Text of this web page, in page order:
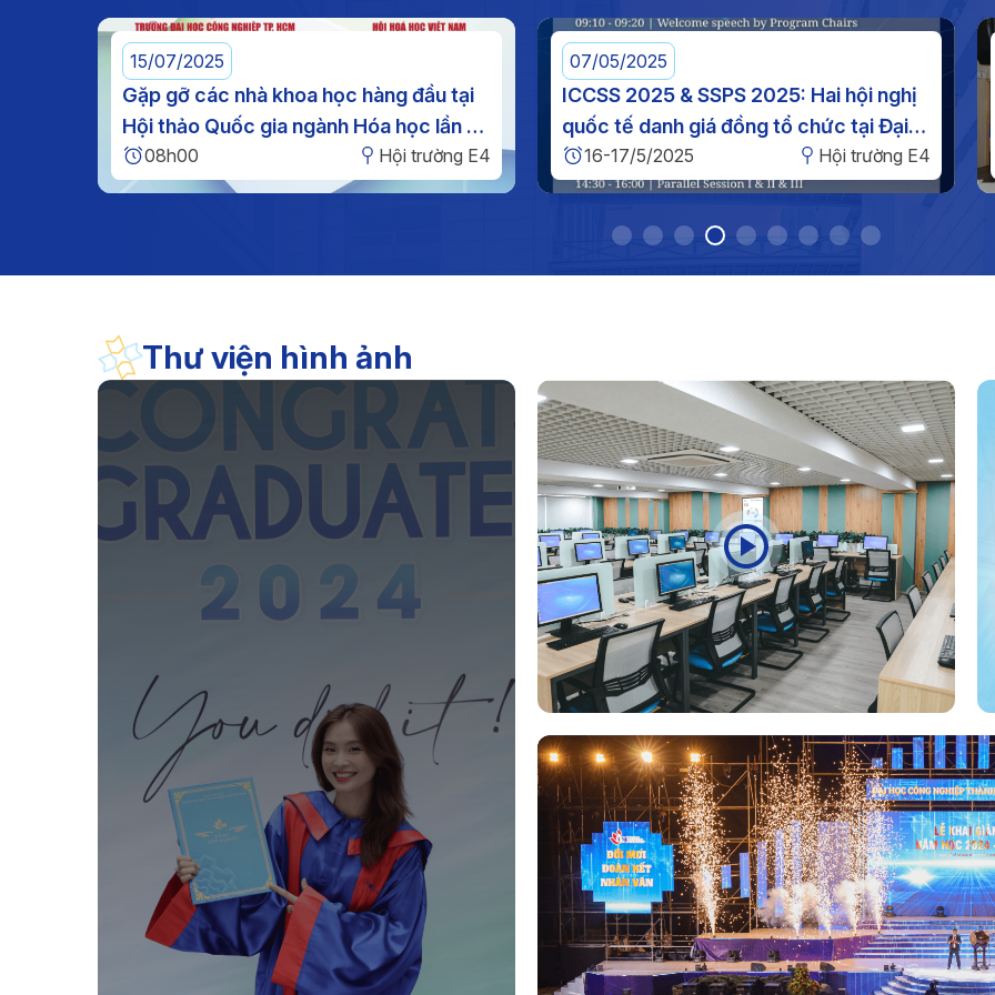
yêu nước, bồi đắp tinh thần
viên, viên chức, người lao
động và sinh viên.
15/07/2025
Gặp gỡ các nhà khoa học hàng đầu tại
Hội thảo Quốc gia ngành Hóa học lần XI
tại IUH
08h00 Hội trường E4
07/05/2025
ICCSS 2025 & SSPS 2025: Hai hội nghị
quốc tế danh giá đồng tổ chức tại Đại
học Công nghiệp TP. HCM
16-17/5/2025 Hội trường E4
Thư viện hình ảnh